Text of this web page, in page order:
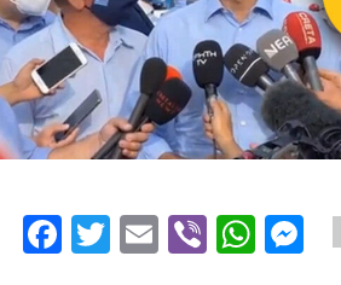
F
T
E
Vi W